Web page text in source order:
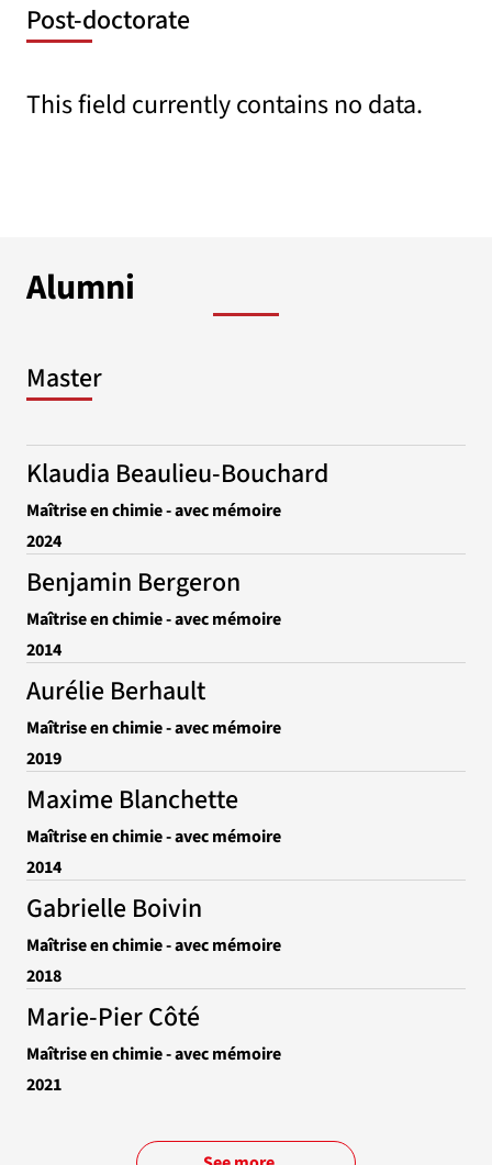
Alumni
Master
Klaudia Beaulieu-Bouchard
Maîtrise en chimie - avec mémoire
2024
Benjamin Bergeron
Maîtrise en chimie - avec mémoire
2014
Aurélie Berhault
Maîtrise en chimie - avec mémoire
2019
Maxime Blanchette
Maîtrise en chimie - avec mémoire
2014
Gabrielle Boivin
Maîtrise en chimie - avec mémoire
2018
Marie-Pier Côté
Maîtrise en chimie - avec mémoire
2021
Post-doctorate
This field currently contains no data.